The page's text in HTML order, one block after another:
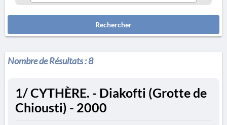
Rechercher
Nombre de Résultats :8
1/ CYTHÈRE. - Diakofti (Grotte de
Chiousti) - 2000